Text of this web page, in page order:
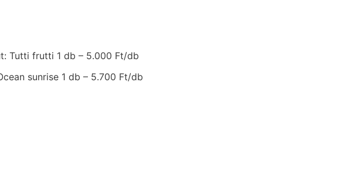
Tutti frutti 1 db – 5.000 Ft/db
sunrise 1 db – 5.700 Ft/db